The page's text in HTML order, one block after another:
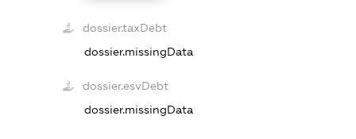
dossier.taxDebt
dossier.missingData
dossier.esvDebt
dossier.missingData